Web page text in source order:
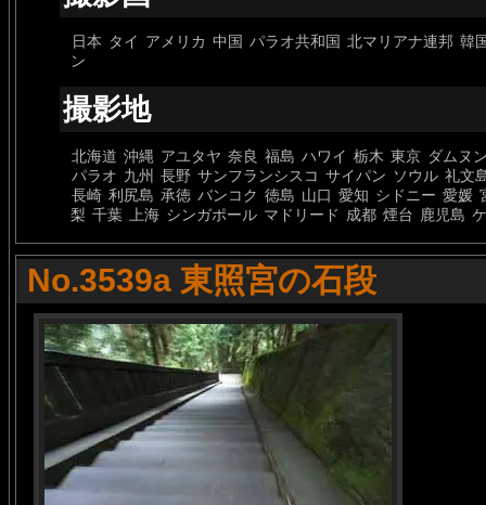
日本 タイ アメリカ 中国 パラオ共和国 北マリアナ連邦 韓
ン
撮影地
北海道 沖縄 アユタヤ 奈良 福島 ハワイ 栃木 東京 ダムヌ
パラオ 九州 長野 サンフランシスコ サイパン ソウル 礼文
長崎 利尻島 承徳 バンコク 徳島 山口 愛知 シドニー 愛媛
梨 千葉 上海 シンガポール マドリード 成都 煙台 鹿児島
No.3539a 東照宮の石段